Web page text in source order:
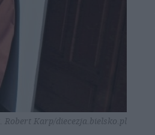
Robert Karp/diecezja.bielsko.pl